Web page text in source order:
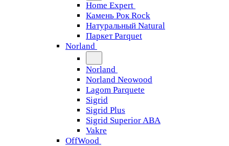
Home Expert
Камень Рок Rock
Натуральный Natural
Паркет Parquet
Norland
Norland
Norland Neowood
Lagom Parquete
Sigrid
Sigrid Plus
Sigrid Superior ABA
Vakre
OffWood